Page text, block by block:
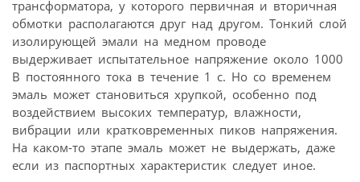
трансформатора, у которого первичная и вторичная
обмотки располагаются друг над другом. Тонкий слой
изолирующей эмали на медном проводе
выдерживает испытательное напряжение около 1000
В постоянного тока в течение 1 с. Но со временем
эмаль может становиться хрупкой, особенно под
воздействием высоких температур, влажности,
вибрации или кратковременных пиков напряжения.
На каком-то этапе эмаль может не выдержать, даже
если из паспортных характеристик следует иное.